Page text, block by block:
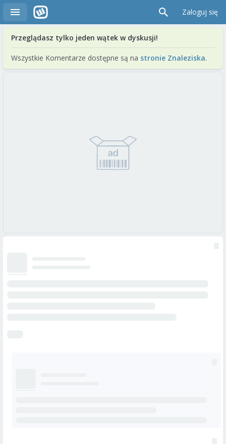
Zaloguj się
Przeglądasz tylko jeden wątek w dyskusji!
Wszystkie Komentarze dostępne są na stronie Znaleziska.